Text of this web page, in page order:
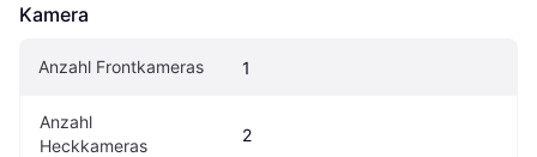
Kamera
Anzahl Frontkameras 1
Anzahl
Heckkameras
2